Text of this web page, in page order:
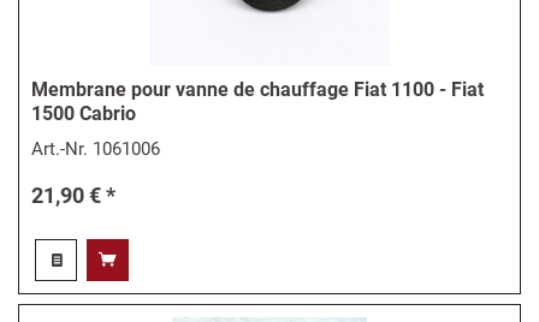
Membrane pour vanne de chauffage Fiat 1100 - Fiat
1500 Cabrio
Art.-Nr. 1061006
21,90 € *